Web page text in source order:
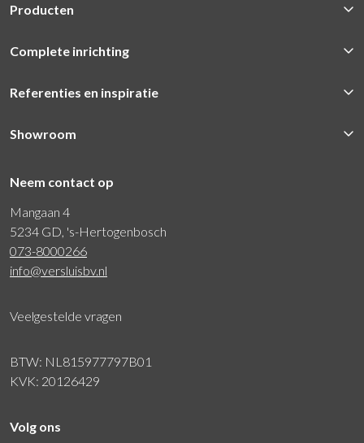
Producten
Complete inrichting
Referenties en inspiratie
Showroom
Neem contact op
Mangaan 4
5234 GD, 's-Hertogenbosch
073-8000266
info@versluisbv.nl
Veelgestelde vragen
BTW: NL815977797B01
KVK: 20126429
Volg ons